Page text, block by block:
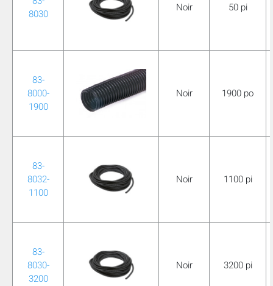
8030
Noir 50 pi
83-
8000-
1900
Noir 1900 po
83-
8032-
1100
Noir 1100 pi
83-
8030-
3200
Noir 3200 pi